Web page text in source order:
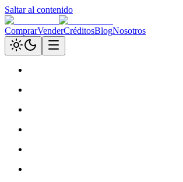
Saltar al contenido
ComprarVenderCréditosBlogNosotros